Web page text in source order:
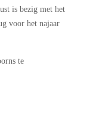
is bezig met het
voor het najaar
te